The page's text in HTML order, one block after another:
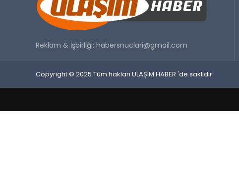
Reklam & İşbirliği: habersnuclari@gmail.com
Copyright © 2025 Tüm hakları ULAŞIM HABER 'de saklıdır.